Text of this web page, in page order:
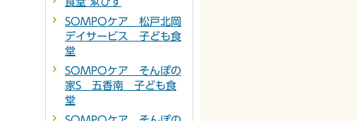
SOMPOケア 松戸北岡
デイサービス 子ども食
堂
SOMPOケア そんぽの
家S 五香南 子ども食
堂